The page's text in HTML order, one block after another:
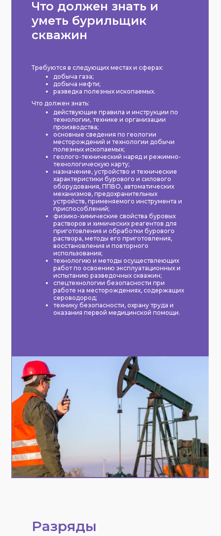
Что должен знать и
уметь бурильщик
скважин
Требуются в следующих местах и сферах:
добыча газа;
добыча нефти;
разведка полезных ископаемых.
Что должен знать:
действующие правила и инструкции по
технологии, технике и организации
производства;
основные сведения по геологии
месторождений и технологии добычи
полезных ископаемых;
геолого-технический наряд и режимно-
технологическую карту;
назначение, устройство и технические
характеристики бурового и силового
оборудования, ППВО, автоматических
механизмов, предохранительных
устройств, применяемого инструмента и
приспособлений;
физико-химические свойства буровых
растворов и химических реагентов для
приготовления и обработки бурового
раствора, методы его приготовления,
восстановления и повторного
использования;
технологию и методы осуществлеющих
работ по освоению эксплуатационных и
испытанию разведочных скважин;
спецтехнологии безопасности при
работе на месторождениях, содержащих
сероводород;
технику безопасности, охрану труда и
оказания первой медицинской помощи.
Разряды